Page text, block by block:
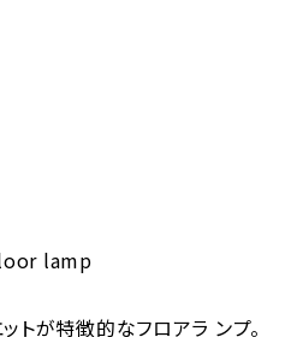
lamp
トが特徴的なフロアラ ンプ。